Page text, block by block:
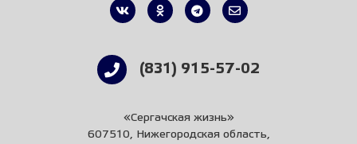
(831) 915-57-02
«Сергачская жизнь»
607510, Нижегородская область,